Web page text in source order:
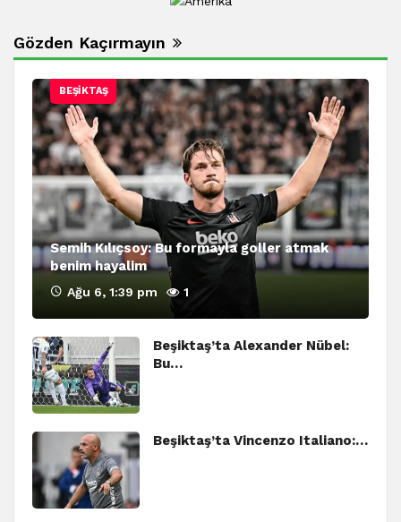
Gözden Kaçırmayın
BEŞIKTAŞ
Semih Kılıçsoy: Bu formayla goller atmak
benim hayalim
Ağu 6, 1:39 pm 1
Beşiktaş’ta Alexander Nübel:
Bu…
Beşiktaş’ta Vincenzo Italiano:…